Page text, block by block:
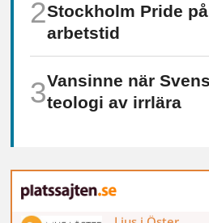
Stockholm Pride
arbetstid
Vansinne när
teologi av irrlära